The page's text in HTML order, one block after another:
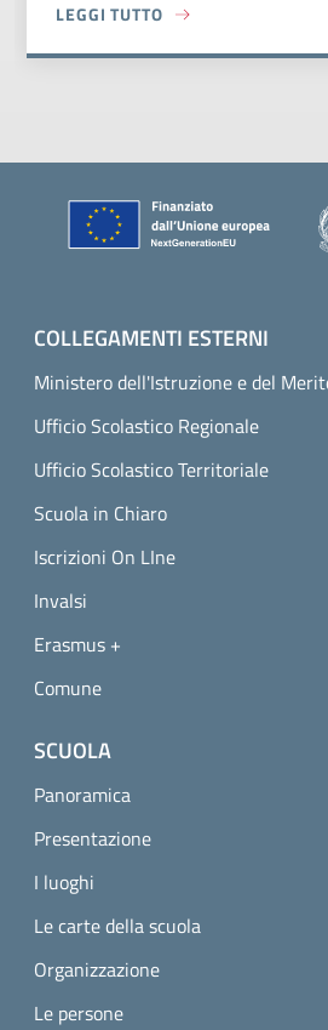
LEGGI TUTTO
ABOUT IL GOAL 8 DELL'AGENDA
Piè di pagina
COLLEGAMENTI ESTERNI
Ministero dell'Istruzione e del
Ufficio Scolastico Regionale
Ufficio Scolastico Territoriale
Scuola in Chiaro
Iscrizioni On LIne
Invalsi
Erasmus +
Comune
SCUOLA
Panoramica
Presentazione
I luoghi
Le carte della scuola
Organizzazione
Le persone